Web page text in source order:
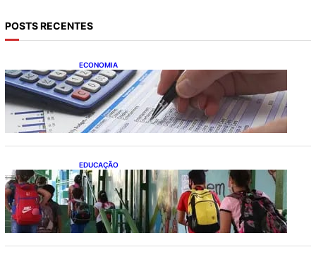
POSTS RECENTES
ECONOMIA
Busca dos brasileiros por crédito cresce
16,5%; Mato Grosso lidera ranking entre
estados
EDUCAÇÃO
Ensino fundamental melhora nas redes
municipais